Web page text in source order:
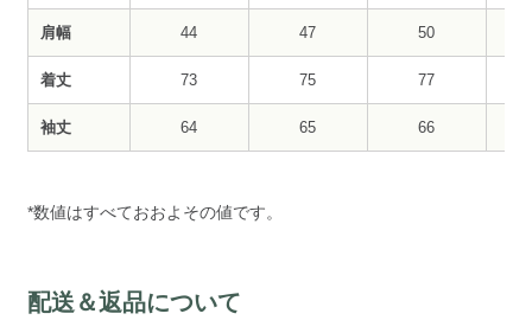
肩幅 44 47 50
着丈 73 75 77
袖丈 64 65 66
*数値はすべておおよその値です。
配送＆返品について